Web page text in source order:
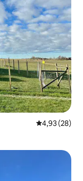
Évaluation
4,93 (28)